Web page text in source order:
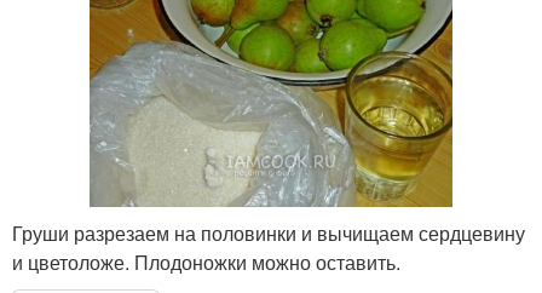
Груши разрезаем на половинки и вычищаем сердцевину
и цветоложе. Плодоножки можно оставить.